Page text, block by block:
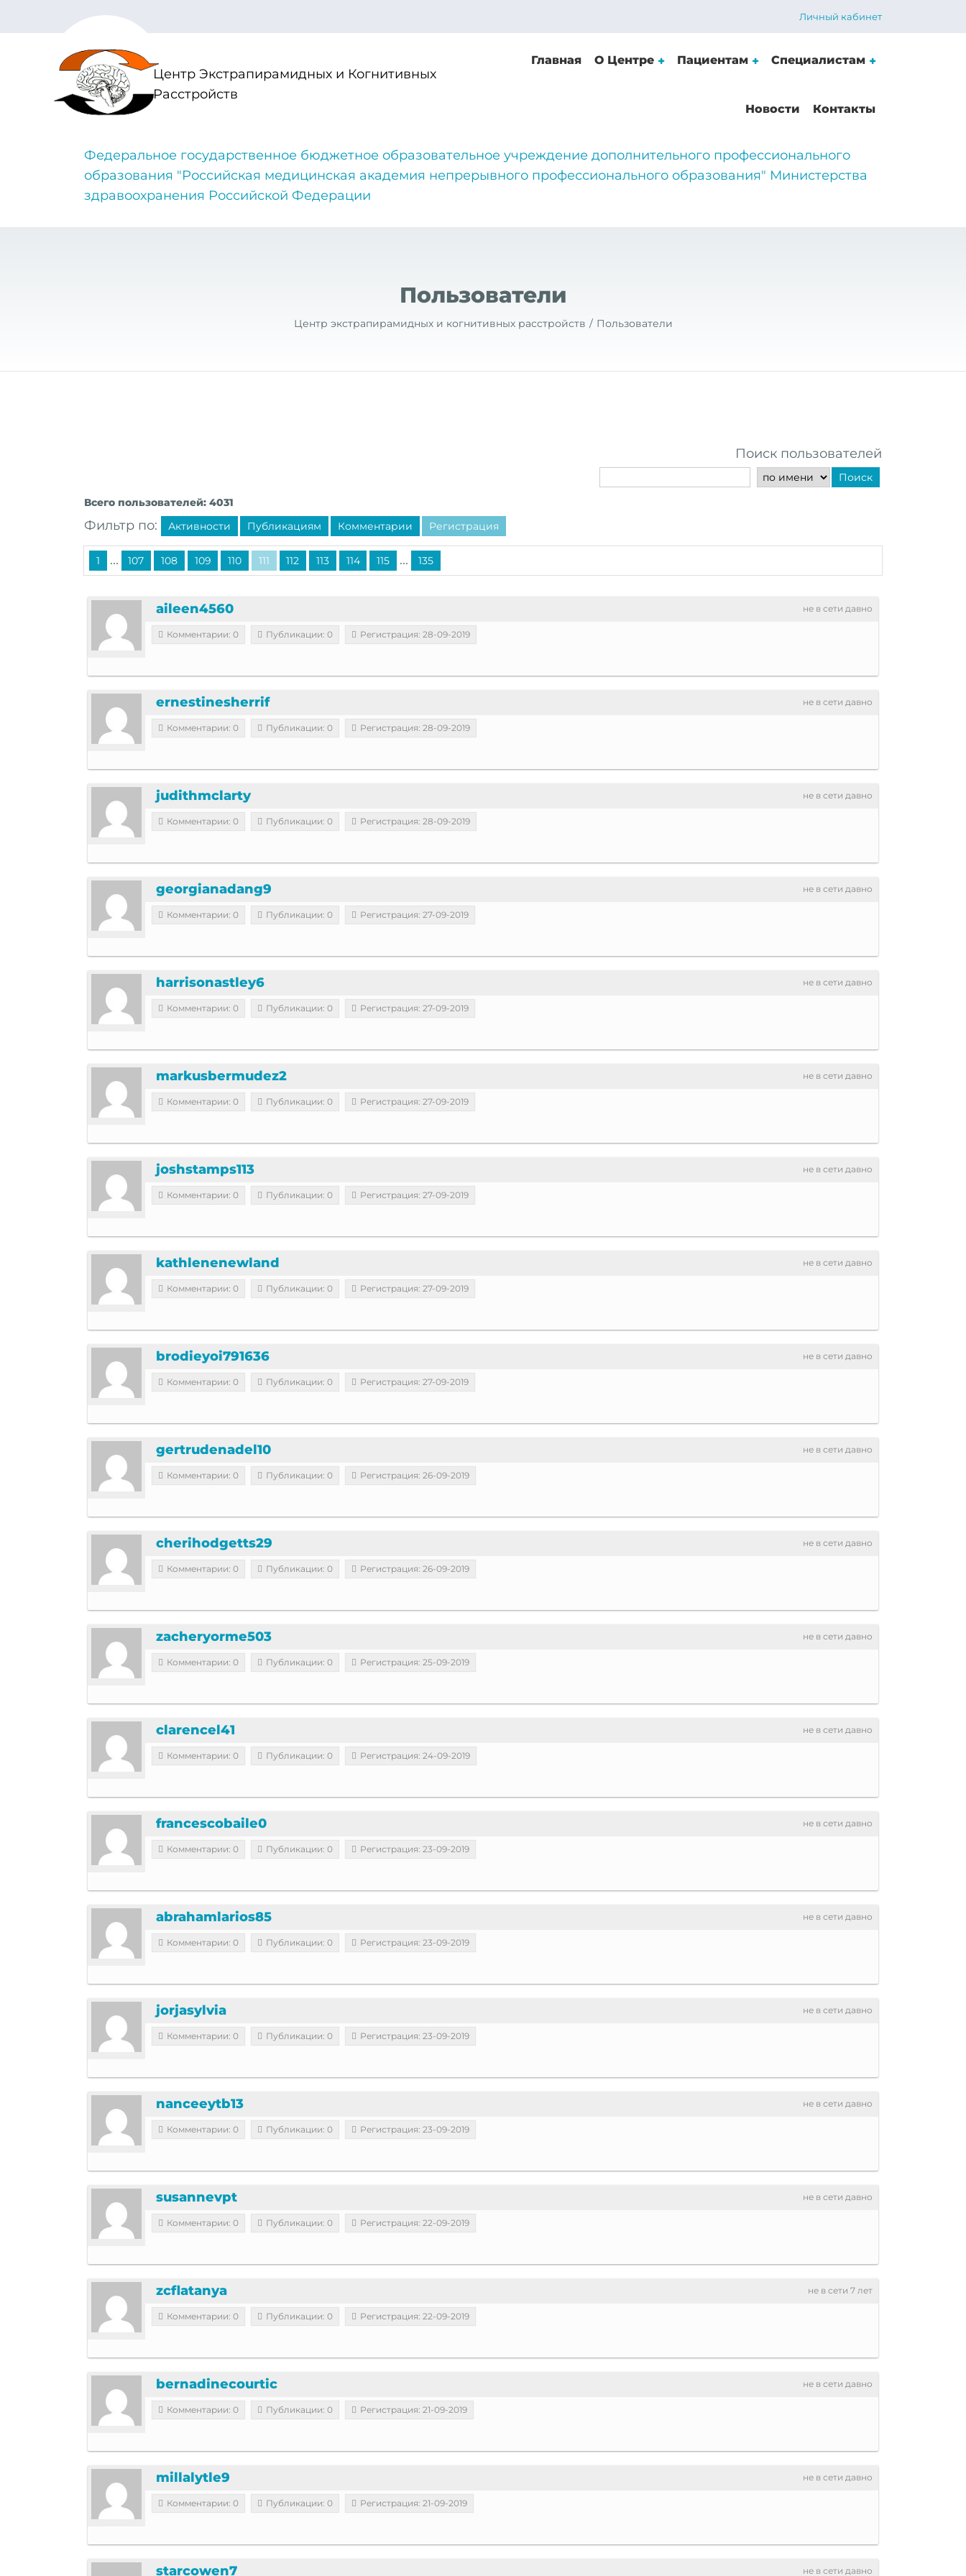
Личный кабинет
Центр Экстрапирамидных и Когнитивных
Расстройств
Главная О Центре Пациентам Специалистам
Новости Контакты
Федеральное государственное бюджетное образовательное учреждение дополнительного профессионального
образования "Российская медицинская академия непрерывного профессионального образования" Министерства
здравоохранения Российской Федерации
Пользователи
Центр экстрапирамидных и когнитивных расстройств Пользователи
Поиск пользователей
Поиск
Всего пользователей: 4031
Фильтр по: Активности Публикациям Комментарии Регистрация
1 ... 107 108 109 110 111 112 113 114 115 ... 135
не в сети давно
aileen4560
Комментарии: 0 Публикации: 0 Регистрация: 28-09-2019
не в сети давно
ernestinesherrif
Комментарии: 0 Публикации: 0 Регистрация: 28-09-2019
не в сети давно
judithmclarty
Комментарии: 0 Публикации: 0 Регистрация: 28-09-2019
не в сети давно
georgianadang9
Комментарии: 0 Публикации: 0 Регистрация: 27-09-2019
не в сети давно
harrisonastley6
Комментарии: 0 Публикации: 0 Регистрация: 27-09-2019
не в сети давно
markusbermudez2
Комментарии: 0 Публикации: 0 Регистрация: 27-09-2019
не в сети давно
joshstamps113
Комментарии: 0 Публикации: 0 Регистрация: 27-09-2019
не в сети давно
kathlenenewland
Комментарии: 0 Публикации: 0 Регистрация: 27-09-2019
не в сети давно
brodieyoi791636
Комментарии: 0 Публикации: 0 Регистрация: 27-09-2019
не в сети давно
gertrudenadel10
Комментарии: 0 Публикации: 0 Регистрация: 26-09-2019
не в сети давно
cherihodgetts29
Комментарии: 0 Публикации: 0 Регистрация: 26-09-2019
не в сети давно
zacheryorme503
Комментарии: 0 Публикации: 0 Регистрация: 25-09-2019
не в сети давно
clarencel41
Комментарии: 0 Публикации: 0 Регистрация: 24-09-2019
не в сети давно
francescobaile0
Комментарии: 0 Публикации: 0 Регистрация: 23-09-2019
не в сети давно
abrahamlarios85
Комментарии: 0 Публикации: 0 Регистрация: 23-09-2019
не в сети давно
jorjasylvia
Комментарии: 0 Публикации: 0 Регистрация: 23-09-2019
не в сети давно
nanceeytb13
Комментарии: 0 Публикации: 0 Регистрация: 23-09-2019
не в сети давно
susannevpt
Комментарии: 0 Публикации: 0 Регистрация: 22-09-2019
не в сети 7 лет
zcflatanya
Комментарии: 0 Публикации: 0 Регистрация: 22-09-2019
не в сети давно
bernadinecourtic
Комментарии: 0 Публикации: 0 Регистрация: 21-09-2019
не в сети давно
millalytle9
Комментарии: 0 Публикации: 0 Регистрация: 21-09-2019
не в сети давно
starcowen7